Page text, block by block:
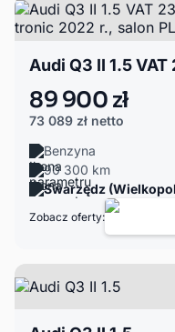
89 900 zł
73 089 zł netto
Benzyna
90 300 km
Swarzędz
Zobacz oferty: